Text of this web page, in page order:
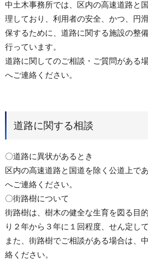
中土木事務所では、区内の高速道路と
理しており、利用者の安全、かつ、円
保するために、道路に関する施設の整
行っています。
道路に関してのご相談・ご質問がある
へご連絡ください。
道路に関する相談
〇道路に異状があるとき
区内の高速道路と国道を除く公道上で
へご連絡ください。
〇街路樹について
街路樹は、樹木の健全な生育を図る目
り２年から３年に１回程度、せん定して
また、街路樹でご相談がある場合は、
絡ください。